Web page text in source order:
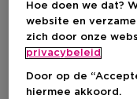
Hoe doen we dat?
website en
zich door onze
privacybeleid
Door op de
hiermee akkoord.